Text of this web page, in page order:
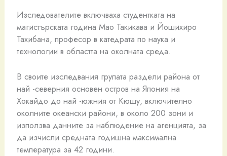
Изследователите включваха студентката на
магистърската година Мао Такикава и Йошихиро
Тахибана, професор в катедрата по наука и
технологии в областта на околната среда.
В своите изследвания групата раздели района от
най -северния основен остров на Япония на
Хокайдо до най -южния от Кюшу, включително
околните океански райони, в около 200 зони и
използва данните за наблюдение на агенцията, за
да изчисли средната годишна максимална
температура за 42 години.